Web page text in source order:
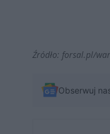
Źródło: forsal.pl/
Obserwuj